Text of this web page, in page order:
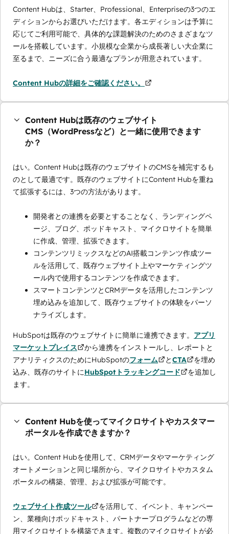
Content Hubは、Starter、Professional、Enterpriseの3つのエ
ディションからお選びいただけます。各エディションは予算に
応じてご利用可能で、具体的な課題解決のためのさまざまなツ
ールを搭載しています。小規模な企業から成長著しい大企業に
至るまで、ニーズに合う最適なプランが用意されています。
Content Hubの詳細をご確認ください。
Content Hubは既存のウェブサイト
CMS（WordPressなど）と一緒に使用できます
か？
はい。Content Hubは既存のウェブサイトのCMSを補完するも
のとして最適です。既存のウェブサイトにContent Hubを重ね
て拡張するには、3つの方法があります。
開発者との連携を必要とすることなく、ランディングペ
ージ、ブログ、ポッドキャスト、マイクロサイトを簡単
に作成、管理、拡張できます。
コンテンツリミックスなどのAI搭載コンテンツ作成ツー
ルを活用して、既存ウェブサイト上やマーケティングツ
ール内で使用するコンテンツを作成できます。
スマートコンテンツとCRMデータを活用したコンテンツ
埋め込みを追加して、既存ウェブサイトの体験をパーソ
ナライズします。
HubSpotは既存のウェブサイトに簡単に連携できます。 アプリ
マーケットプレイス
から連携をインストールし、レポートと
アナリティクスのためにHubSpotのフォーム とCTA
を埋め
込み、既存のサイトにHubSpotトラッキングコード
を追加し
ます。
Content Hubを使ってマイクロサイトやカスタマー
ポータルを作成できますか？
はい。Content Hubを使用して、CRMデータやマーケティング
オートメーションと同じ場所から、マイクロサイトやカスタム
ポータルの構築、管理、および拡張が可能です。
ウェブサイト作成ツール
を活用して、イベント、キャンペー
ン、業種向けポッドキャスト、パートナープログラムなどの専
用マイクロサイトを構築できます。複数のマイクロサイトが必